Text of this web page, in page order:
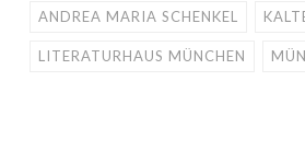
ANDREA MARIA SCHENKEL
LITERATURHAUS MÜNCHEN